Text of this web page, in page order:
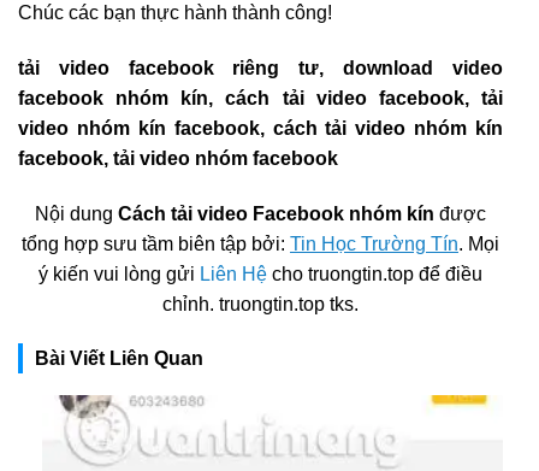
Chúc các bạn thực hành thành công!
tải video facebook riêng tư, download video
facebook nhóm kín, cách tải video facebook, tải
video nhóm kín facebook, cách tải video nhóm kín
facebook, tải video nhóm facebook
Nội dung Cách tải video Facebook nhóm kín được
tổng hợp sưu tầm biên tập bởi: Tin Học Trường Tín. Mọi
ý kiến vui lòng gửi Liên Hệ cho truongtin.top để điều
chỉnh. truongtin.top tks.
Bài Viết Liên Quan